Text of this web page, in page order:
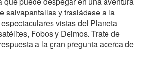
salvapantallas y trasládese a la
vistas del Planeta
Fobos y Deimos. Trate de
a la gran pregunta acerca de